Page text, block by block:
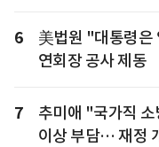
6
美법원 "대통령은
연회장 공사 제동
7
추미애 "국가직
이상 부담… 재정